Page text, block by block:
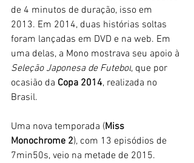
de 4 minutos de duração, isso em
2013. Em 2014, duas histórias soltas
foram lançadas em DVD e na web. Em
uma delas, a Mono mostrava seu apoio à
Seleção Japonesa de Futebol, que por
ocasião da Copa 2014, realizada no
Brasil.
Uma nova temporada (Miss
Monochrome 2), com 13 episódios de
7min50s, veio na metade de 2015.